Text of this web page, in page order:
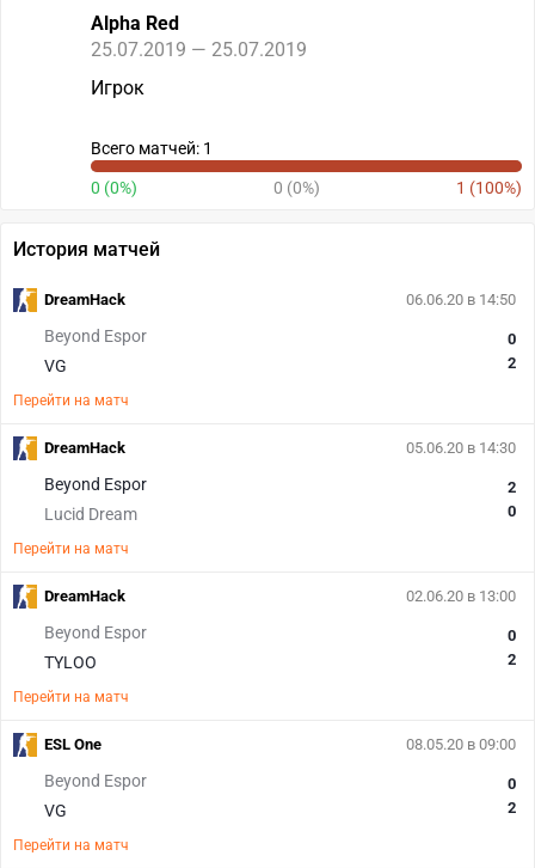
Alpha Red
25.07.2019 — 25.07.2019
Игрок
Всего матчей: 1
0 (0%) 0 (0%) 1 (100%)
История матчей
06.06.20 в 14:50
Beyond Espor
VG
0
2
Перейти на матч
DreamHack
05.06.20 в 14:30
Beyond Espor
Lucid Dream
2
0
Перейти на матч
DreamHack
02.06.20 в 13:00
Beyond Espor
TYLOO
0
2
Перейти на матч
DreamHack
08.05.20 в 09:00
Beyond Espor
VG
0
2
Перейти на матч
ESL One